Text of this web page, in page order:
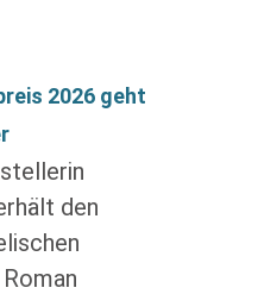
2026 geht
den